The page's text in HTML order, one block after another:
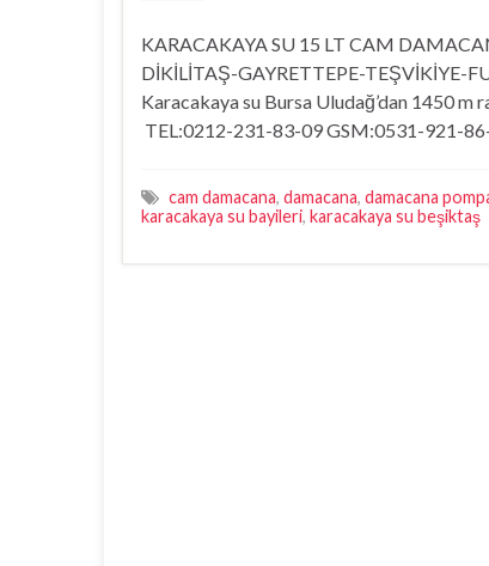
KARACAKAYA SU 15 LT CAM
DİKİLİTAŞ-GAYRETTEPE-TEŞVİKİYE-
Karacakaya su Bursa Uludağ’dan 1450 m
TEL:0212-231-83-09 GSM:0531-921-
cam damacana, damacana, damacana
karacakaya su bayileri, karacakaya su beşiktaş